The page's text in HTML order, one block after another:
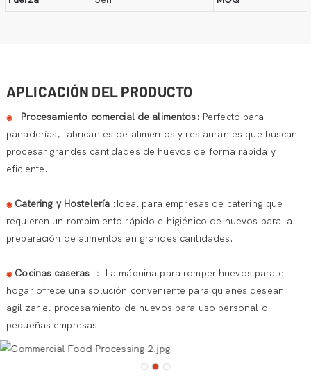
APLICACIÓN DEL PRODUCTO
◉ Procesamiento comercial de alimentos: Perfecto para
panaderías, fabricantes de alimentos y restaurantes que buscan
procesar grandes cantidades de huevos de forma rápida y
eficiente.
◉ Catering y Hostelería :Ideal para empresas de catering que
requieren un rompimiento rápido e higiénico de huevos para la
preparación de alimentos en grandes cantidades.
◉ Cocinas caseras ： La máquina para romper huevos para el
hogar ofrece una solución conveniente para quienes desean
agilizar el procesamiento de huevos para uso personal o
pequeñas empresas.